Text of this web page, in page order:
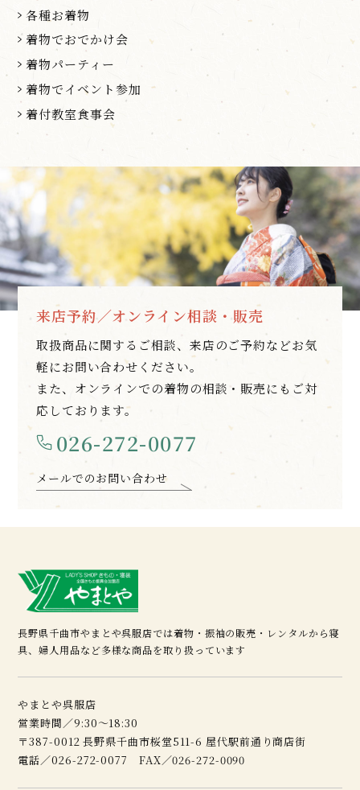
各種お着物
着物でおでかけ会
着物パーティー
着物でイベント参加
着付教室食事会
来店予約／オンライン相談・販売
取扱商品に関するご相談、来店のご予約などお気
軽にお問い合わせください。
また、オンラインでの着物の相談・販売にもご対
応しております。
026-272-0077
メールでのお問い合わせ
長野県千曲市やまとや呉服店では着物・振袖の販売・レンタルから寝
具、婦人用品など多様な商品を取り扱っています
やまとや呉服店
営業時間／9:30～18:30
〒387-0012 長野県千曲市桜堂511-6 屋代駅前通り商店街
電話／026-272-0077 FAX／026-272-0090